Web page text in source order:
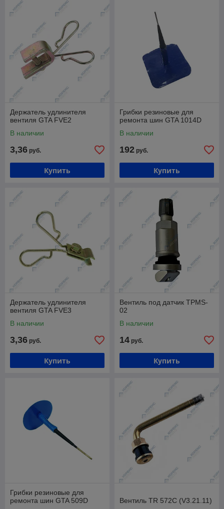
Держатель удлинителя
вентиля GTA FVE2
В наличии
3,36 руб.
Купить
Грибки резиновые для
ремонта шин GTA 1014D
В наличии
192 руб.
Купить
Держатель удлинителя
вентиля GTA FVE3
В наличии
3,36 руб.
Купить
Вентиль под датчик TPMS-
02
В наличии
14 руб.
Купить
Грибки резиновые для
ремонта шин GTA 509D
Вентиль TR 572С (V3.21.11)